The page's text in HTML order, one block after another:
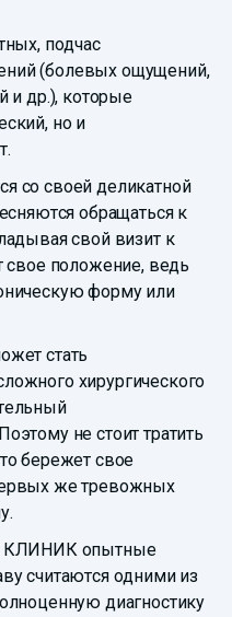
подчас
(болевых ощущений,
и др.), которые
но и
со своей деликатной
обращаться к
свой визит к
свое положение, ведь
форму или
стать
хирургического
не стоит тратить
бережет свое
же тревожных
КЛИНИК опытные
считаются одними из
диагностику